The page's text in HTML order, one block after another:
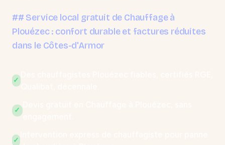
## Service local gratuit de Chauffage à
Plouézec : confort durable et factures réduites
dans le Côtes-d'Armor
✓
Qualibat, décennale.
✓
✓